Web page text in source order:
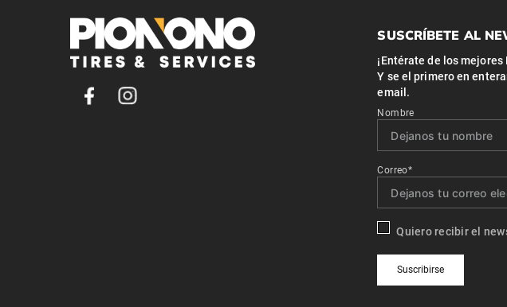
SUSCRÍBETE AL
¡Entérate de los
Y se el primero en
email.
Nombre
Correo*
Quiero recibir el
Suscribirse